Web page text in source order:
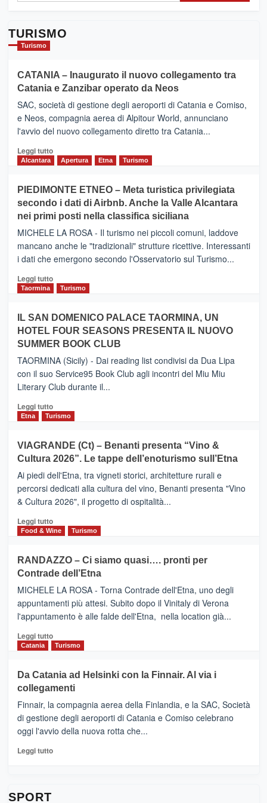
TURISMO
Turismo
CATANIA – Inaugurato il nuovo collegamento tra
Catania e Zanzibar operato da Neos
SAC, società di gestione degli aeroporti di Catania e Comiso,
e Neos, compagnia aerea di Alpitour World, annunciano
l'avvio del nuovo collegamento diretto tra Catania...
Leggi tuttoLeggi
CATANIA
–
Inaugurato
il
nuovo
collegamento
tra
e
Zanzibar
da
Neos
Alcantara Apertura Etna Turismo
PIEDIMONTE ETNEO – Meta turistica privilegiata
secondo i dati di Airbnb. Anche la Valle Alcantara
nei primi posti nella classifica siciliana
MICHELE LA ROSA - Il turismo nei piccoli comuni, laddove
mancano anche le "tradizionali" strutture ricettive. Interessanti
i dati che emergono secondo l'Osservatorio sul Turismo...
Leggi tuttoLeggi
PIEDIMONTE
ETNEO
–
Meta
turistica
privilegiata
secondo
dati
di
Anche
la
Alcantara
nei
primi
nella
classifica
Taormina Turismo
IL SAN DOMENICO PALACE TAORMINA, UN
HOTEL FOUR SEASONS PRESENTA IL NUOVO
SUMMER BOOK CLUB
TAORMINA (Sicily) - Dai reading list condivisi da Dua Lipa
con il suo Service95 Book Club agli incontri del Miu Miu
Literary Club durante il...
Leggi tuttoLeggi
di
IL
SAN
DOMENICO
PALACE
TAORMINA,
UN
HOTEL
FOUR
IL
NUOVO
SUMMER
CLUB
Etna Turismo
VIAGRANDE (Ct) – Benanti presenta “Vino &
Cultura 2026”. Le tappe dell’enoturismo sull’Etna
Ai piedi dell'Etna, tra vigneti storici, architetture rurali e
percorsi dedicati alla cultura del vino, Benanti presenta "Vino
& Cultura 2026", il progetto di ospitalità...
Leggi tuttoLeggi
di
VIAGRANDE
(Ct)
–
Benanti
presenta
“Vino
&
Cultura
tappe
dell’enoturismo
Food & Wine Turismo
RANDAZZO – Ci siamo quasi…. pronti per
Contrade dell’Etna
MICHELE LA ROSA - Torna Contrade dell'Etna, uno degli
appuntamenti più attesi. Subito dopo il Vinitaly di Verona
l'appuntamento è alle falde dell'Etna, nella location già...
Leggi tuttoLeggi
di
RANDAZZO
–
Ci
siamo
quasi….
pronti
per
Catania Turismo
Da Catania ad Helsinki con la Finnair. Al via i
collegamenti
Finnair, la compagnia aerea della Finlandia, e la SAC, Società
di gestione degli aeroporti di Catania e Comiso celebrano
oggi l'avvio della nuova rotta che...
Leggi tuttoLeggi
SPORT